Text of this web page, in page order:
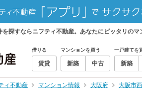
探すならニフティ不動産。あなたにピッタリのマ
借りる
賃貸
マンションを買う
新築 中古
一戸建てを
新築
ィ不動産 マンション情報 大阪府 大阪市